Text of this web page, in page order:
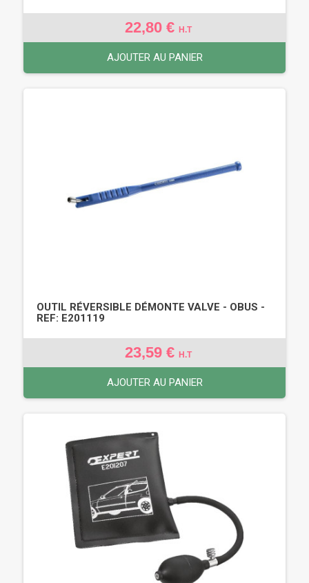
22,80 € H.T
AJOUTER AU PANIER
OUTIL RÉVERSIBLE DÉMONTE VALVE - OBUS -
REF: E201119
23,59 € H.T
AJOUTER AU PANIER